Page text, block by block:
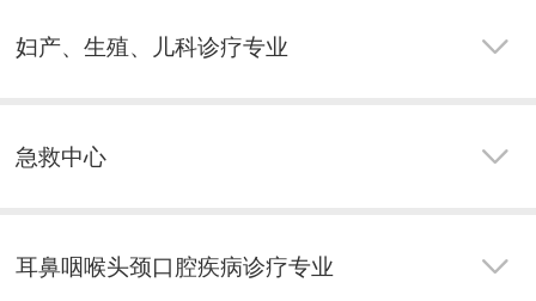
妇产、生殖、儿科诊疗专业
急救中心
耳鼻咽喉头颈口腔疾病诊疗专业